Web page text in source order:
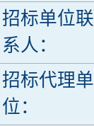
招标单位联
系人：
招标代理单
位：